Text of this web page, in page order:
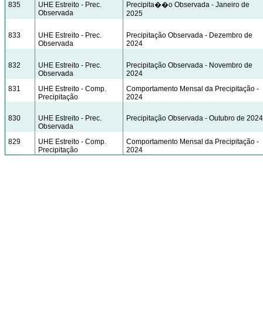
835
UHE Estreito - Prec.
Observada
Precipita��o Observada - Janeiro de
2025
833
UHE Estreito - Prec.
Observada
Precipitação Observada - Dezembro de
2024
832
UHE Estreito - Prec.
Observada
Precipitação Observada - Novembro de
2024
831
UHE Estreito - Comp.
Precipitação
Comportamento Mensal da Precipitação -
2024
830
UHE Estreito - Prec.
Observada
Precipitação Observada - Outubro de 2024
829
UHE Estreito - Comp.
Precipitação
Comportamento Mensal da Precipitação -
2024